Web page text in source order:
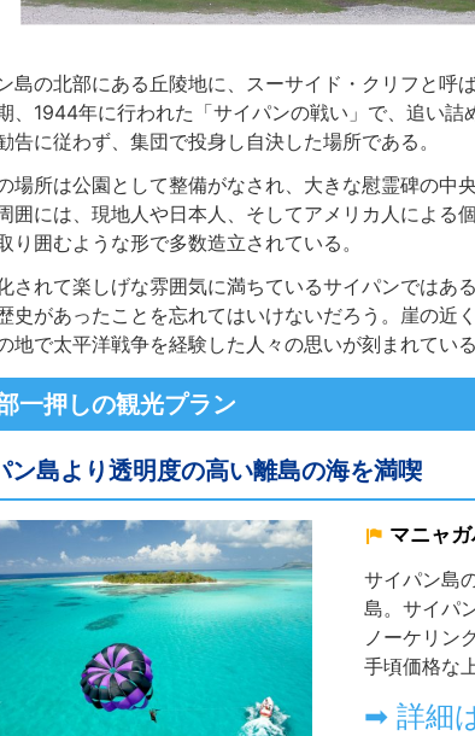
島の北部にある丘陵地に、スーサイド・クリフと呼
、1944年に行われた「サイパンの戦い」で、追い詰
告に従わず、集団で投身し自決した場所である。
場所は公園として整備がなされ、大きな慰霊碑の中
囲には、現地人や日本人、そしてアメリカ人による
り囲むような形で多数造立されている。
されて楽しげな雰囲気に満ちているサイパンではあ
史があったことを忘れてはいけないだろう。崖の近
地で太平洋戦争を経験した人々の思いが刻まれている
一押しの観光プラン
ン島より透明度の高い離島の海を満喫